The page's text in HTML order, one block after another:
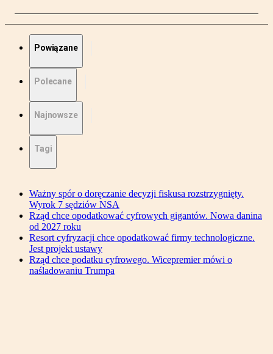
Powiązane
Polecane
Najnowsze
Tagi
Ważny spór o doręczanie decyzji fiskusa rozstrzygnięty.
Wyrok 7 sędziów NSA
Rząd chce opodatkować cyfrowych gigantów. Nowa danina
od 2027 roku
Resort cyfryzacji chce opodatkować firmy technologiczne.
Jest projekt ustawy
Rząd chce podatku cyfrowego. Wicepremier mówi o
naśladowaniu Trumpa